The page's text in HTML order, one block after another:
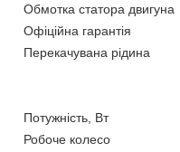
Обмотка статора двигуна
Офіційна гарантія
Перекачувана рідина
Потужність, Вт
Робоче колесо